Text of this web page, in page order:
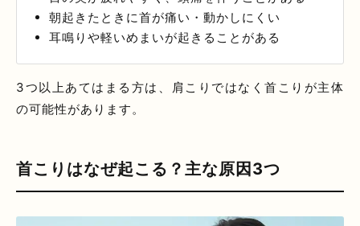
朝起きたときに首が痛い・動かしにくい
耳鳴りや軽いめまいが起きることがある
3つ以上あてはまる方は、肩こりではなく首こりが主体
の可能性があります。
首こりはなぜ起こる？主な原因3つ